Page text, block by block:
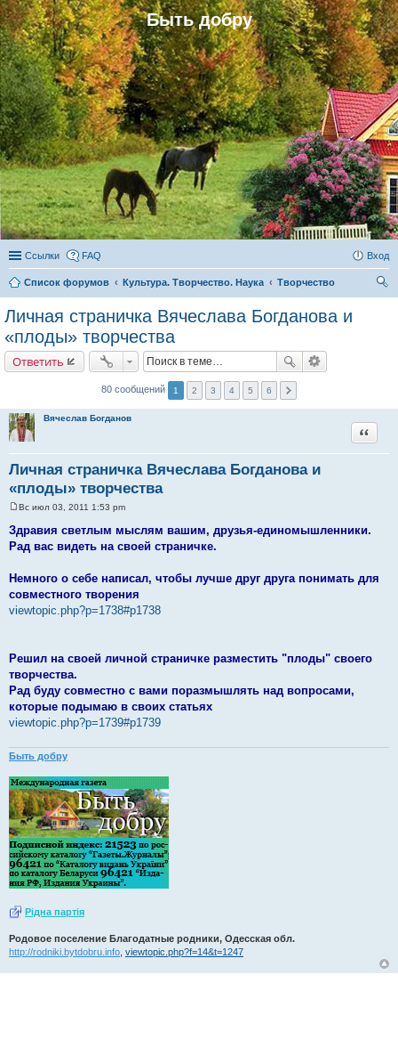
Быть добру
Ссылки FAQ Вход
Список форумов Культура. Творчество. Наука
Творчество
Личная страничка Вячеслава Богданова и
«плоды» творчества
Ответить
80 сообщений 1 2 3 4 5 6
Вячеслав Богданов
Личная страничка Вячеслава Богданова и
«плоды» творчества
Цитата
о
б
н
е
Вс июл 03, 2011 1:53 pm
Здравия светлым мыслям вашим, друзья-единомышленники.
Рад вас видеть на своей страничке.
Немного о себе написал, чтобы лучше друг друга понимать для
совместного творения
viewtopic.php?p=1738#p1738
Решил на своей личной страничке разместить "плоды" своего
творчества.
Рад буду совместно с вами поразмышлять над вопросами,
которые подымаю в своих статьях
viewtopic.php?p=1739#p1739
Быть добру
Рiдна партiя
Родовое поселение Благодатные родники, Одесская обл.
http://rodniki.bytdobru.info viewtopic.php?f=14&t=1247